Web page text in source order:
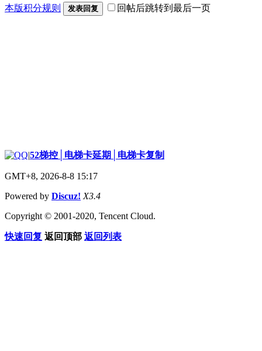
本版积分规则 发表回复 回帖后跳转到最后一页
|52梯控│电梯卡延期│电梯卡复制
GMT+8, 2026-8-8 15:17
Powered by Discuz! X3.4
Copyright © 2001-2020, Tencent Cloud.
快速回复 返回顶部 返回列表